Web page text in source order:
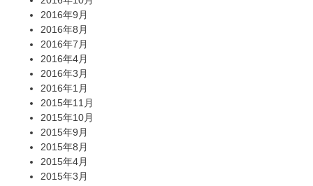
2016年9月
2016年8月
2016年7月
2016年4月
2016年3月
2016年1月
2015年11月
2015年10月
2015年9月
2015年8月
2015年4月
2015年3月